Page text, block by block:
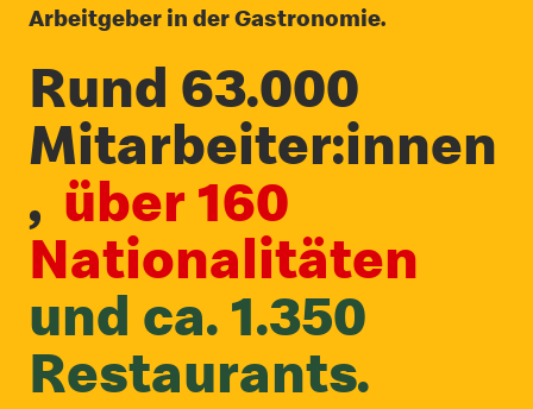
Arbeitgeber in der Gastronomie.
Rund 63.000
Mitarbeiter:innen
, über 160
Nationalitäten
und ca. 1.350
Restaurants.